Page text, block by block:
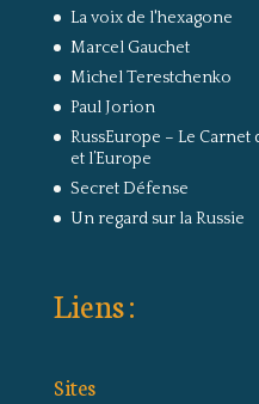
La voix de l'hexagone
Marcel Gauchet
Michel Terestchenko
Paul Jorion
RussEurope – Le Carnet
et l’Europe
Secret Défense
Un regard sur la Russie
Liens :
Sites